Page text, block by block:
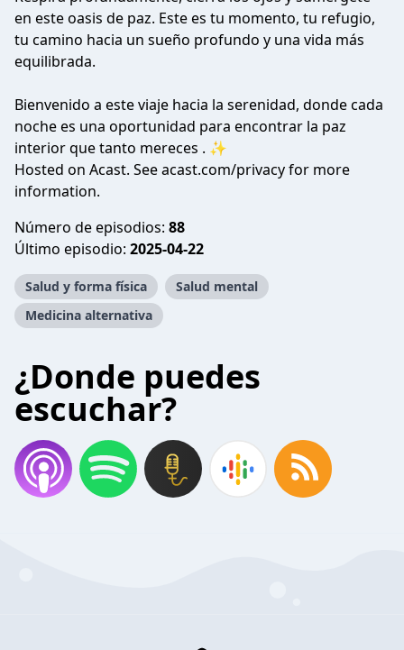
en este oasis de paz. Este es tu momento, tu refugio,
tu camino hacia un sueño profundo y una vida más
equilibrada.
Bienvenido a este viaje hacia la serenidad, donde cada
noche es una oportunidad para encontrar la paz
interior que tanto mereces . ✨
Hosted on Acast. Seeacast.com/privacyfor more
information.
Número de episodios: 88
Último episodio: 2025-04-22
Salud y forma física
Salud mental
Medicina alternativa
¿Donde puedes
escuchar?